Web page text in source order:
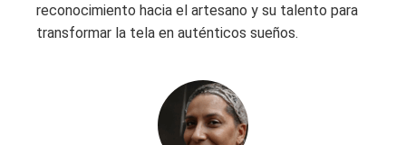
reconocimiento hacia el artesano y su talento para
transformar la tela en auténticos sueños.